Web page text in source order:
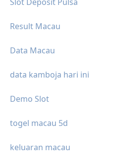
Result Macau
Data Macau
data kamboja hari ini
Demo Slot
togel macau 5d
keluaran macau